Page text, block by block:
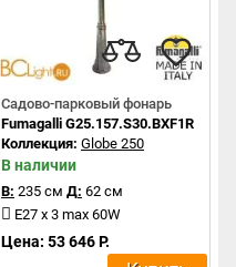
Садово-парковый фонарь
Fumagalli G25.157.S30.BXF1R
Коллекция: Globe 250
В наличии
В: 235 см Д: 62 см
E27 x 3 max 60W
Цена: 53 646 Р.